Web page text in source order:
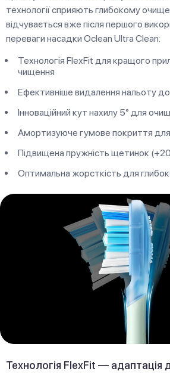
технології сприяють глибокому
відчувається вже після першого
переваги насадки Oclean Ultra Clean:
Технологія FlexFit для кращого
чищення
Ефективніше видалення нальоту
Інноваційний кут нахилу 5° для
Амортизуюче гумове покриття для
Підвищена пружність щетинок
Оптимальна жорсткість для
Технологія FlexFit — адаптація